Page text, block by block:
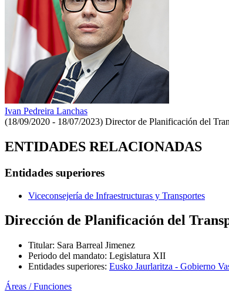
Ivan Pedreira Lanchas
(18/09/2020 - 18/07/2023) Director de Planificación del
ENTIDADES RELACIONADAS
Entidades superiores
Viceconsejería de Infraestructuras y Transportes
Dirección de Planificación del
Titular: Sara Barreal Jimenez
Periodo del mandato: Legislatura XII
Entidades superiores: Eusko Jaurlaritza - Gobierno
Áreas / Funciones